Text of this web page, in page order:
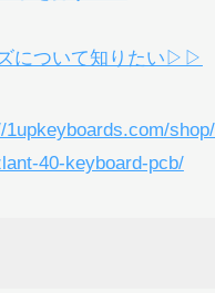
について知りたい▷▷
1upkeyboards.com/
40-keyboard-pcb/